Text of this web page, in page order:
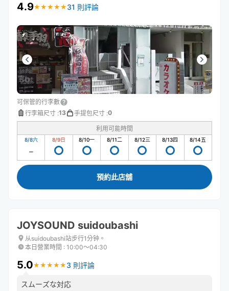
4.9★ ★ ★ ★ ★
★ ★ ★ ★ ★ 31 則評論
可保管的行李數
行李箱尺寸 :13 手提包尺寸 :0
利用可能時間
8/8六 8/9日 8/10一 8/11二 8/12三 8/13四 8/14五
預約此店舖
JOYSOUND suidoubashi
从suidoubashi站步行1分钟。
本日營業時間 : 10:00〜04:30
5.0★ ★ ★ ★ ★
★ ★ ★ ★ ★ 3 則評論
スムーズな対応